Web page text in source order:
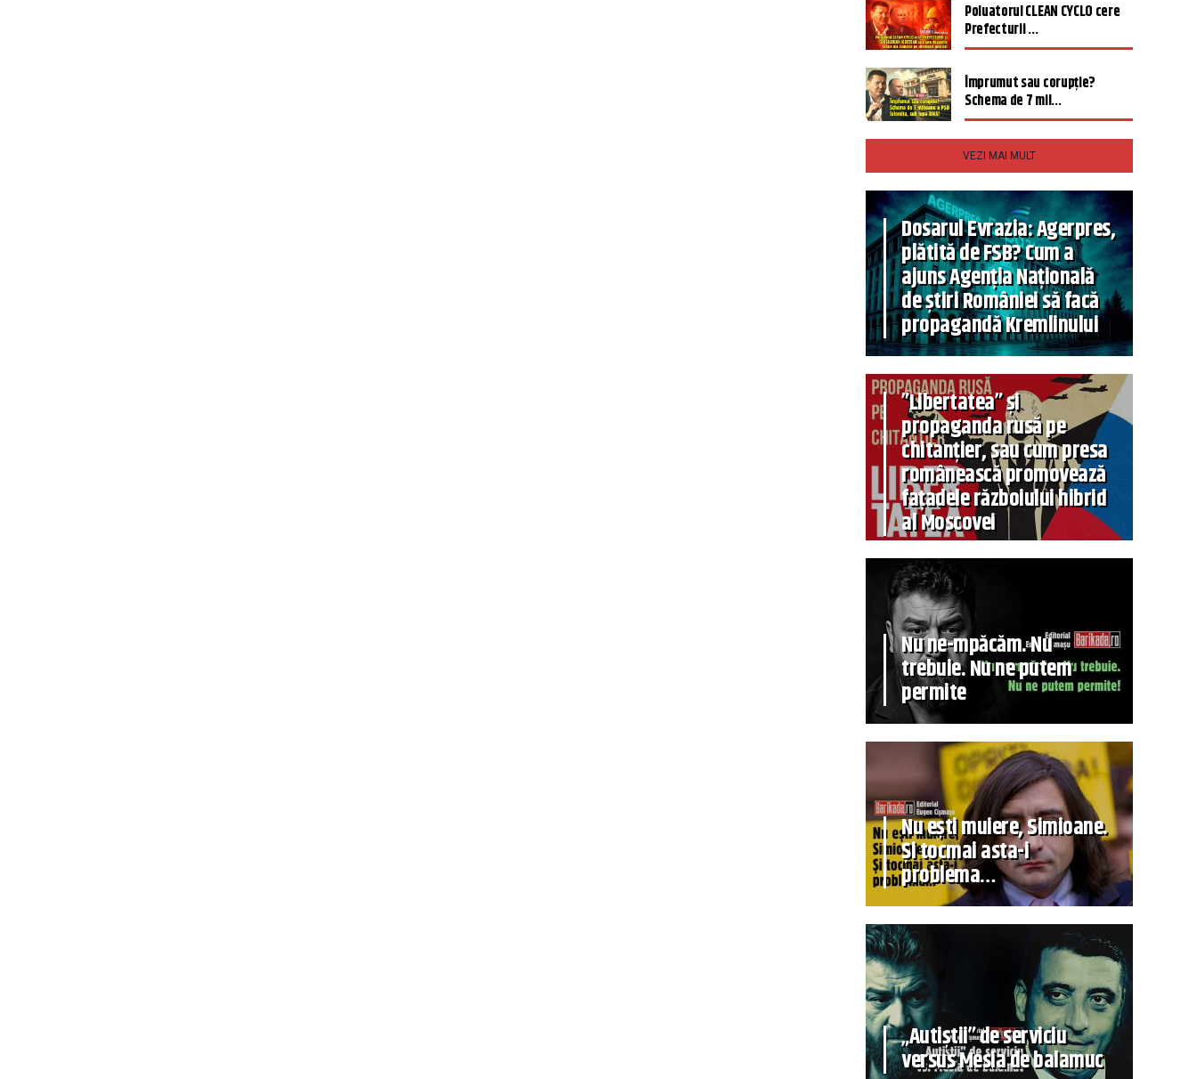
Poluatorul CLEAN CYCLO cere
Prefecturii ...
Împrumut sau corupție?
Schema de 7 mil...
VEZI MAI MULT
Dosarul Evrazia: Agerpres,
plătită de FSB? Cum a
ajuns Agenția Națională
de știri României să facă
propagandă Kremlinului
”Libertatea” și
propaganda rusă pe
chitanțier, sau cum presa
românească promovează
fațadele războiului hibrid
al Moscovei
Nu ne-mpăcăm. Nu
trebuie. Nu ne putem
permite
Nu ești muiere, Simioane.
Și tocmai asta-i
problema…
„Autiștii” de serviciu
versus Mesia de balamuc